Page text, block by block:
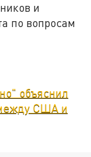
и
по вопросам
объяснил
США и